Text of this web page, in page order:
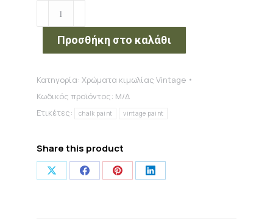
Vintage
Paint
Dusty
Blue
ποσότητα
Προσθήκη στο καλάθι
Κατηγορία: Χρώματα κιμωλίας Vintage
Κωδικός προϊόντος: Μ/Δ
Ετικέτες:
chalk paint vintage paint
Share this product
Share Share Share Share